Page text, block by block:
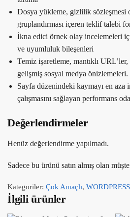
Dosya yükleme, gizlilik sözleşmesi
gruplandırması içeren teklif talebi
İkna edici örnek olay incelemeleri
ve uyumluluk bileşenleri
Temiz işaretleme, mantıklı
gelişmiş sosyal medya önizlemeleri.
Sayfa düzenindeki kaymayı en aza
çalışmasını sağlayan performans
Değerlendirmeler
Henüz değerlendirme yapılmadı.
Sadece bu ürünü satın almış olan
Kategoriler: Çok Amaçlı,
İlgili ürünler